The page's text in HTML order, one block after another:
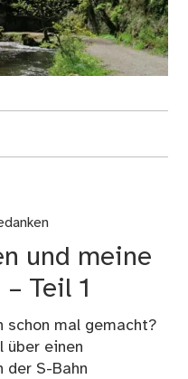
und meine
Teil 1
schon mal gemacht?
über einen
der S-Bahn